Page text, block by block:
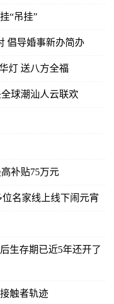
“吊挂”
倡导婚事新办简办
灯 送八方全福
年” 广东汕头全球潮汕人云联欢
补贴75万元
名家线上线下闹元宵
生存期已近5年还开了
触者轨迹